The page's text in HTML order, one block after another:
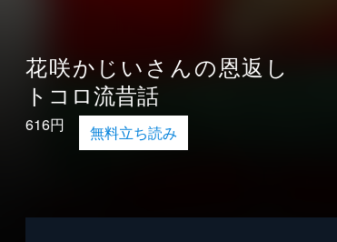
花咲かじいさんの恩返し
トコロ流昔話
616円 無料立ち読み